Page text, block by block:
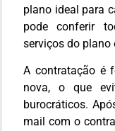
plano ideal para
pode conferir
serviços do plano
A contratação é
nova, o que
burocráticos.
mail com o